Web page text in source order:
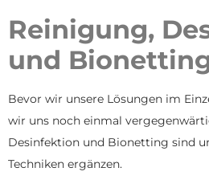
Reinigung,
und
Bevor wir unsere Lösungen im
wir uns noch einmal
Desinfektion und Bionetting sind
Techniken ergänzen.